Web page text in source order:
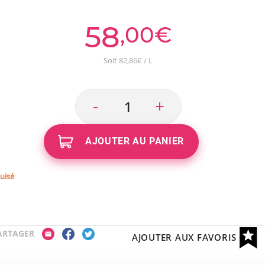
58,00€
Soit 82,86€ / L
- +
AJOUTER AU PANIER
AJOUTER AUX FAVORIS